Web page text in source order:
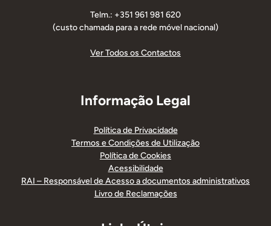
Telm.: +351 961 981 620
(custo chamada para a rede móvel nacional)
Ver Todos os Contactos
Informação Legal
Política de Privacidade
Termos e Condições de Utilização
Política de Cookies
Acessibilidade
RAI – Responsável de Acesso a documentos administrativos
Livro de Reclamações